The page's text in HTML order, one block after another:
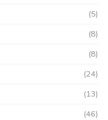
(5)
(8)
(8)
(24)
(13)
(46)